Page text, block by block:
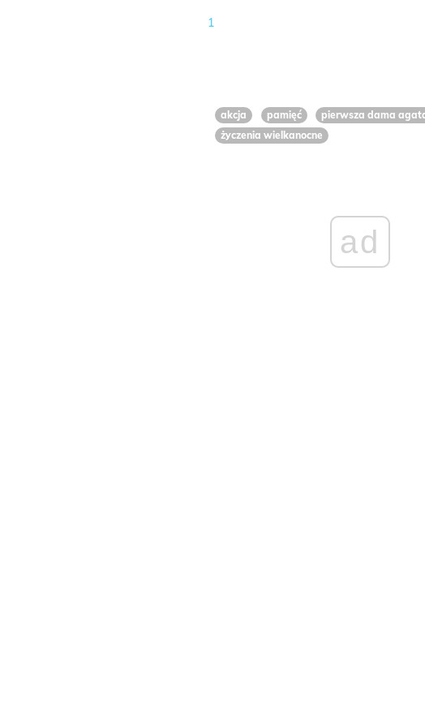
1
akcja pamięć pierwsza dama
życzenia wielkanocne
ad